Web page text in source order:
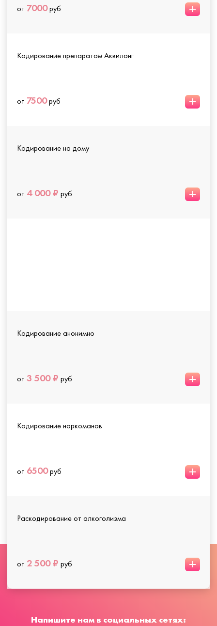
от 7000руб +
Кодирование препаратом Аквилонг
от 7500руб +
Кодирование на дому
от 4 000 ₽ руб +
Кодирование анонимно
от 3 500 ₽ руб +
Кодирование наркоманов
от 6500руб +
Раскодирование от алкоголизма
от 2 500 ₽ руб +
Напишите нам в социальных сетях: